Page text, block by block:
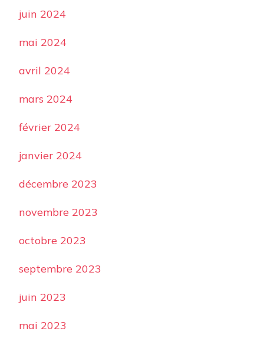
juin 2024
mai 2024
avril 2024
mars 2024
février 2024
janvier 2024
décembre 2023
novembre 2023
octobre 2023
septembre 2023
juin 2023
mai 2023